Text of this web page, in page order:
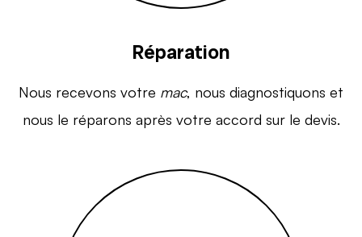
Réparation
Nous recevons votre mac, nous diagnostiquons et
nous le réparons après votre accord sur le devis.